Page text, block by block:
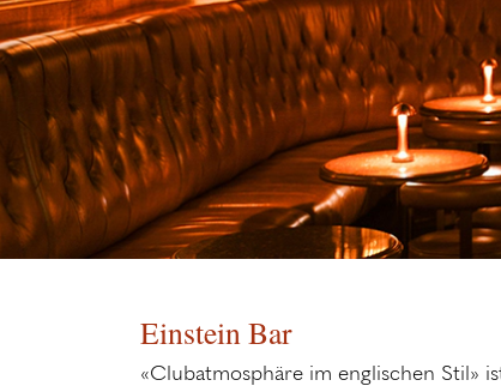
Einstein Bar
«Clubatmosphäre im englischen Stil»